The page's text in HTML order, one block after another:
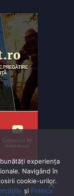
experiența
Navigând în
cookie-urilor.
și Politica